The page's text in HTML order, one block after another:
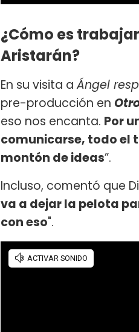
¿Cómo es
Aristarán?
En su visita aÁngel
pre-producción en
eso nos encanta. Por
comunicarse, todo el
montón de ideas”.
Incluso, comentó que
va a dejar la pelota
con eso".